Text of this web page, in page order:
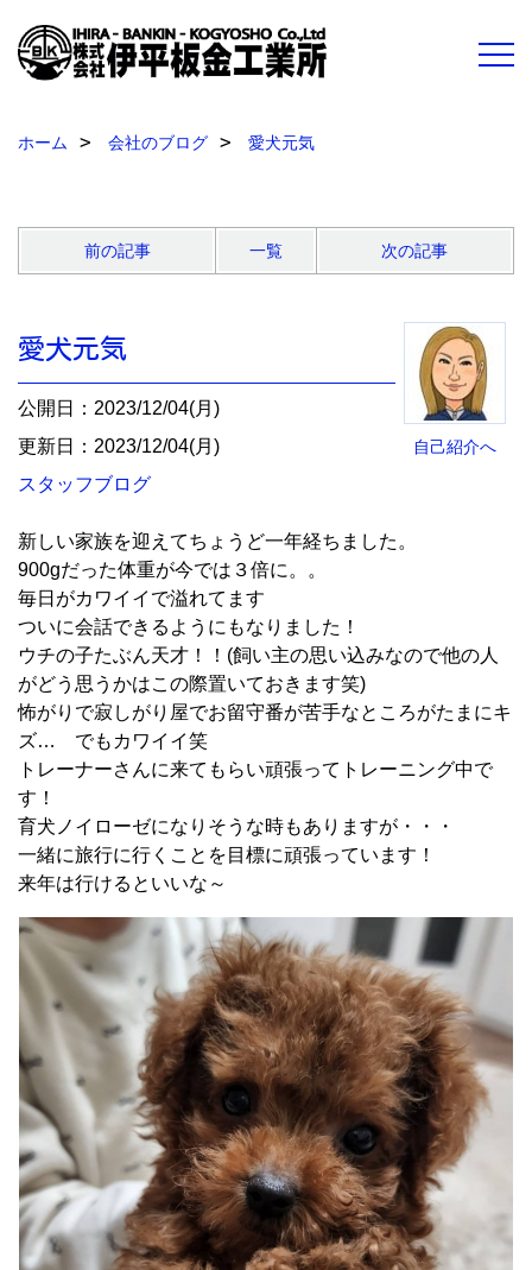
ホーム 会社のブログ 愛犬元気
前の記事 一覧 次の記事
自己紹介へ
愛犬元気
公開日：2023/12/04(月)
更新日：2023/12/04(月)
スタッフブログ
新しい家族を迎えてちょうど一年経ちました。
900gだった体重が今では３倍に。。
毎日がカワイイで溢れてます
ついに会話できるようにもなりました！
ウチの子たぶん天才！！(飼い主の思い込みなので他の人
がどう思うかはこの際置いておきます笑)
怖がりで寂しがり屋でお留守番が苦手なところがたまにキ
ズ… でもカワイイ笑
トレーナーさんに来てもらい頑張ってトレーニング中で
す！
育犬ノイローゼになりそうな時もありますが・・・
一緒に旅行に行くことを目標に頑張っています！
来年は行けるといいな～